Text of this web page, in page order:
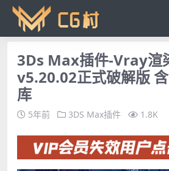
3Ds Max插件-Vray渲
v5.20.02正式破解版
库
5年前 3DS Max插件 1.8K